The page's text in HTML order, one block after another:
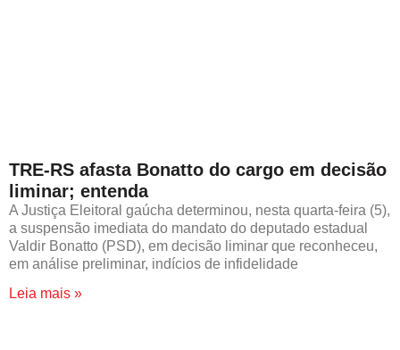
TRE-RS afasta Bonatto do cargo em decisão
liminar; entenda
A Justiça Eleitoral gaúcha determinou, nesta quarta-feira (5),
a suspensão imediata do mandato do deputado estadual
Valdir Bonatto (PSD), em decisão liminar que reconheceu,
em análise preliminar, indícios de infidelidade
Leia mais »